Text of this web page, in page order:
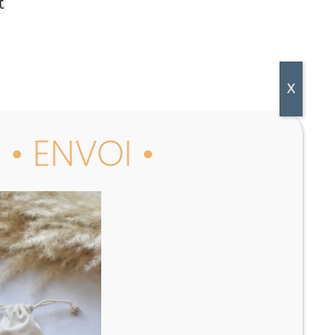
chapelet qui rassemble